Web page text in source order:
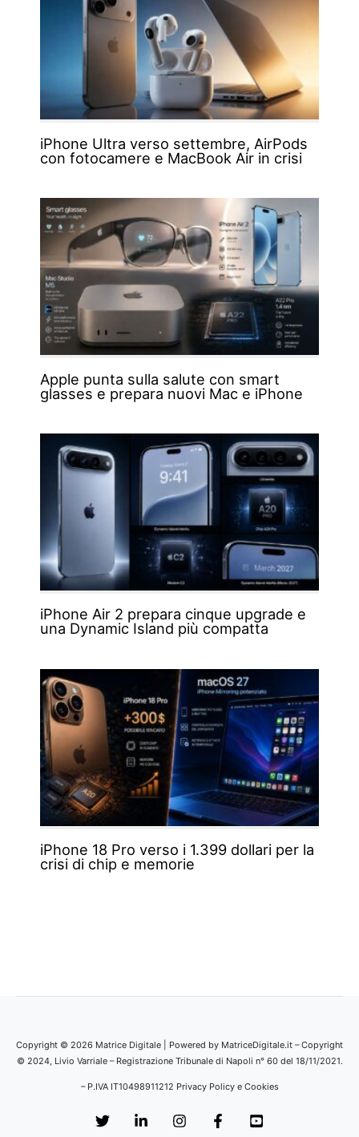
iPhone Ultra verso settembre, AirPods
con fotocamere e MacBook Air in crisi
Apple punta sulla salute con smart
glasses e prepara nuovi Mac e iPhone
iPhone Air 2 prepara cinque upgrade e
una Dynamic Island più compatta
iPhone 18 Pro verso i 1.399 dollari per la
crisi di chip e memorie
Copyright © 2026 Matrice Digitale | Powered by MatriceDigitale.it – Copyright
© 2024, Livio Varriale – Registrazione Tribunale di Napoli n° 60 del 18/11/2021.
– P.IVA IT10498911212 Privacy Policy e Cookies